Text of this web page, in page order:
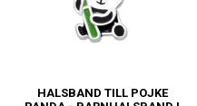
HALSBAND TILL POJKE